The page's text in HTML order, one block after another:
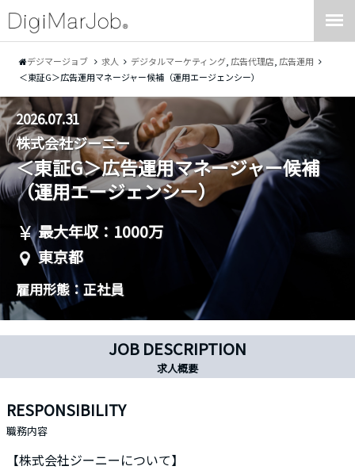
デジマージョブ 求人 デジタルマーケティング 広告代理店 広告運用
＜東証G＞広告運用マネージャー候補（運用エージェンシー）
2026.07.31
株式会社ジーニー
＜東証G＞広告運用マネージャー候補
（運用エージェンシー）
最大年収：1000万
東京都
雇用形態：正社員
JOB DESCRIPTION
求人概要
RESPONSIBILITY
職務内容
【株式会社ジーニーについて】